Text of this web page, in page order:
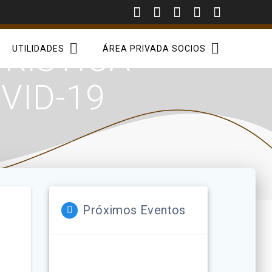
UTILIDADES ÁREA PRIVADA SOCIOS
19
Próximos Eventos